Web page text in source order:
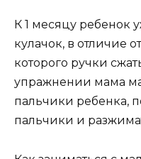
К 1 месяцу ребенок
кулачок, в отличие
которого ручки
упражнении мама
пальчики ребенка,
пальчики и